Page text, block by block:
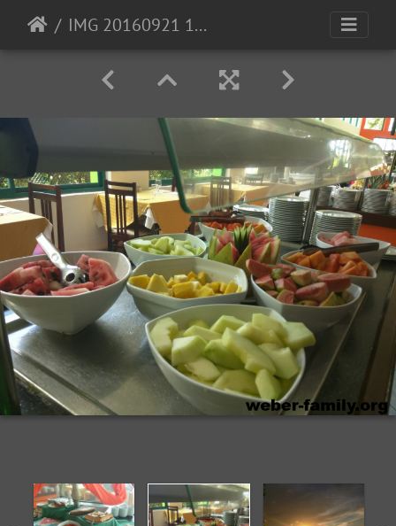
IMG 20160921 124918